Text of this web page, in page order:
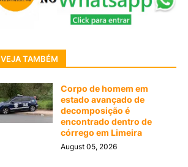
VEJA TAMBÉM
Corpo de homem em
estado avançado de
decomposição é
encontrado dentro de
córrego em Limeira
August 05, 2026